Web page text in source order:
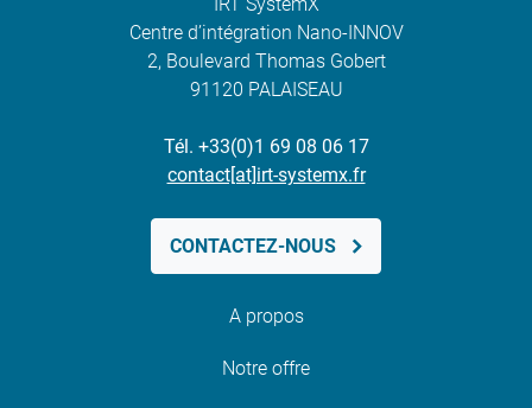
IRT SystemX
Centre d’intégration Nano-INNOV
2, Boulevard Thomas Gobert
91120 PALAISEAU
Tél. +33(0)1 69 08 06 17
contact[at]irt-systemx.fr
CONTACTEZ-NOUS
A propos
Notre offre